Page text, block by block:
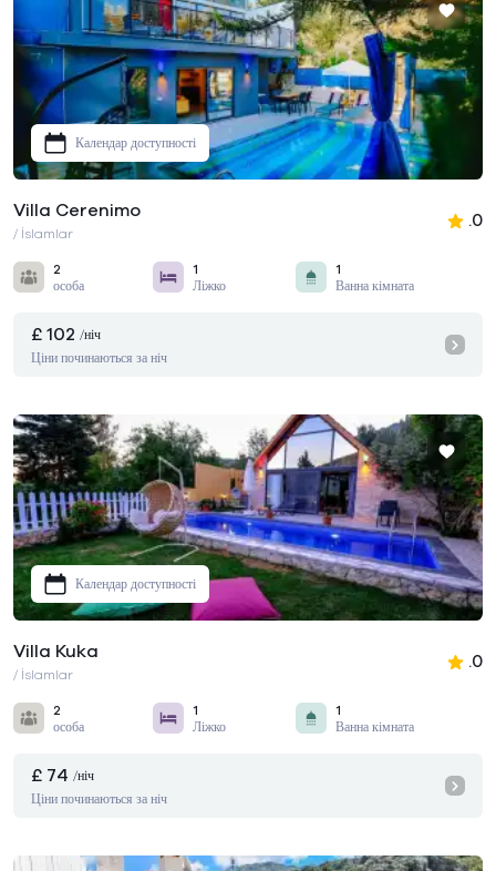
Календар доступності
Villa Cerenimo
/ İslamlar
.0
2
особа
1
Ліжко
1
Ванна кімната
£ 102 /ніч
Ціни починаються за ніч
Календар доступності
Villa Kuka
/ İslamlar
.0
2
особа
1
Ліжко
1
Ванна кімната
£ 74 /ніч
Ціни починаються за ніч